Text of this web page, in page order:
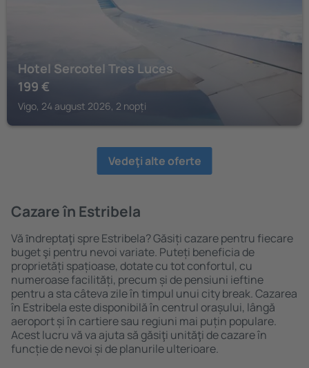
Hotel Sercotel Tres Luces
199 €
Vigo, 24 august 2026, 2 nopți
Vedeţi alte oferte
Cazare în Estribela
Vă ȋndreptaţi spre Estribela? Găsiți cazare pentru fiecare
buget şi pentru nevoi variate. Puteți beneficia de
proprietăți spațioase, dotate cu tot confortul, cu
numeroase facilități, precum și de pensiuni ieftine
pentru a sta câteva zile în timpul unui city break. Cazarea
în Estribela este disponibilă în centrul orașului, lângă
aeroport și în cartiere sau regiuni mai puțin populare.
Acest lucru vă va ajuta să găsiţi unităţi de cazare în
funcție de nevoi și de planurile ulterioare.